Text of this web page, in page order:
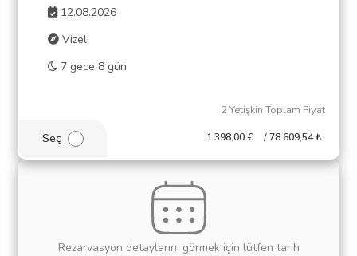
12.08.2026
Vizeli
7 gece 8 gün
Seç
2 Yetişkin Toplam Fiyat
1.398,00€ /78.609,54₺
Rezarvasyon detaylarını görmek için lütfen tarih